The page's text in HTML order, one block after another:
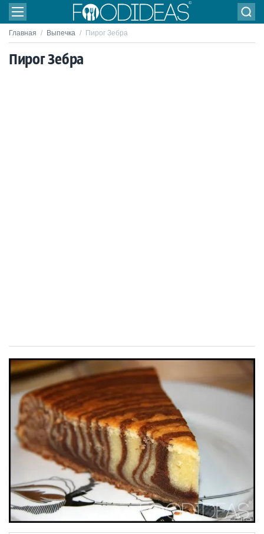
Главная / Выпечка / Пирог Зебра
Пирог Зебра